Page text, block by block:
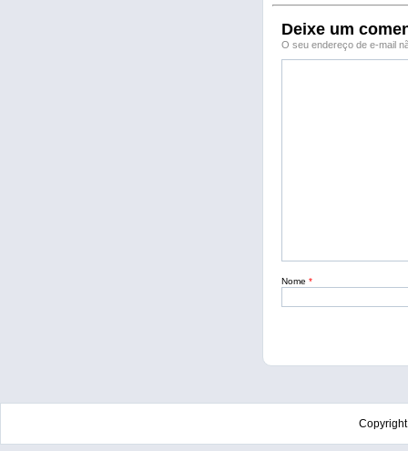
Deixe um
O seu endereço de e-mail
Nome *